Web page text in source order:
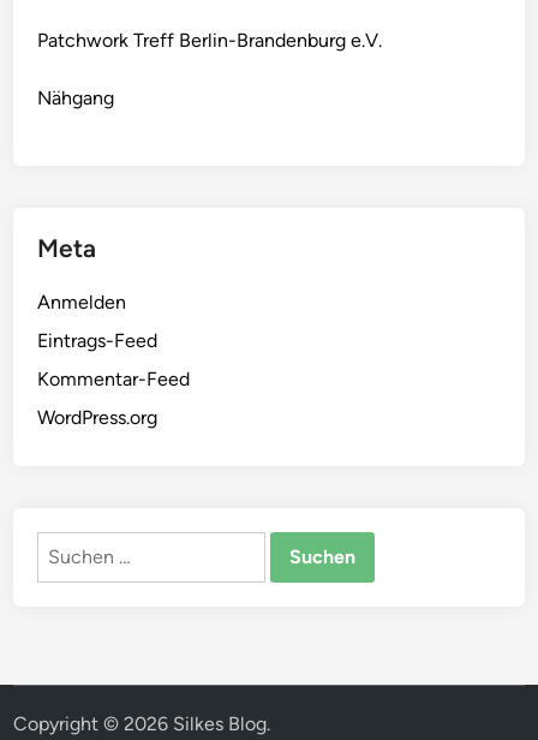
Patchwork Treff Berlin-Brandenburg e.V.
Nähgang
Meta
Anmelden
Eintrags-Feed
Kommentar-Feed
WordPress.org
Suchen
Copyright © 2026 Silkes Blog.